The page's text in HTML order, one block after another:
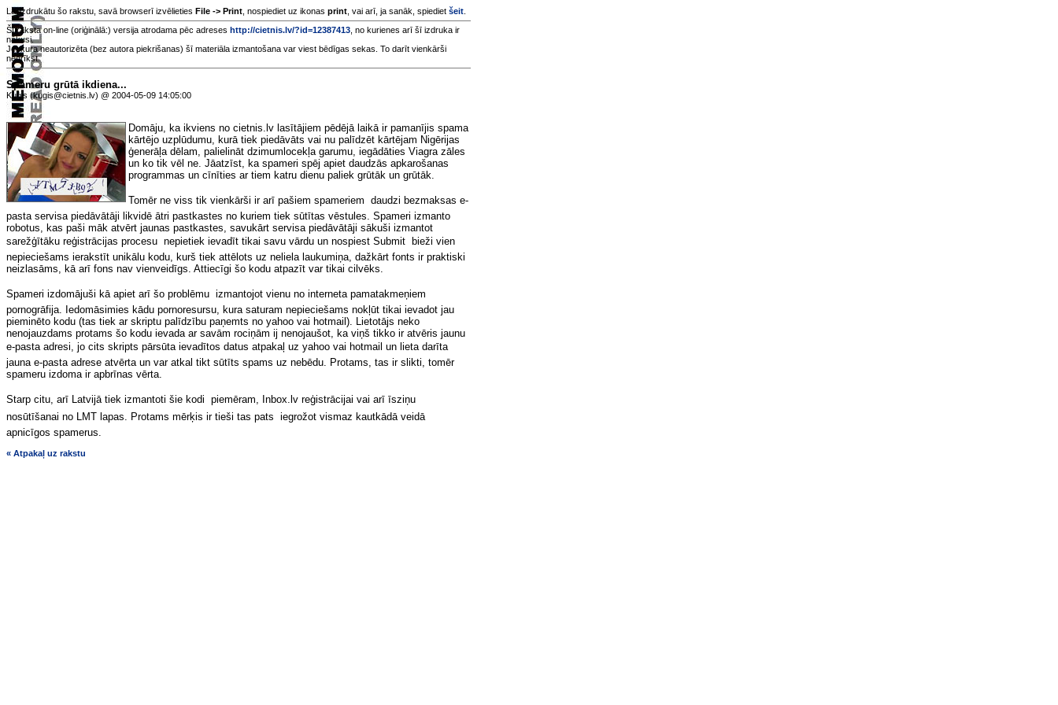
Lai izdrukātu šo rakstu, savā browserī izvēlieties File -> Print , nospiediet uz ikonas print , vai arī, ja sanāk, spiediet šeit
Šī raksta on-line (oriģinālā:) versija atrodama pēc adreses http://cietnis.lv/?id=12387413 , no kurienes arī šī izdruka ir
nākusi.
Jebkura neautorizēta (bez autora piekrišanas) šī materiāla izmantošana var viest bēdīgas sekas. To darīt vienkārši
nedrīkst.
Spameru grūtā ikdiena...
Kuģis (kugis@cietnis.lv) @ 2004-05-09 14:05:00
Domāju, ka ikviens no cietnis.lv lasītājiem pēdējā laikā ir pamanījis spama
kārtējo uzplūdumu, kurā tiek piedāvāts vai nu palīdzēt kārtējam Nigērijas
ģenerāļa dēlam, palielināt dzimumlocekļa garumu, iegādāties Viagra zāles
un ko tik vēl ne. Jāatzīst, ka spameri spēj apiet daudzās apkarošanas
programmas un cīnīties ar tiem katru dienu paliek grūtāk un grūtāk.
Tomēr ne viss tik vienkārši ir arī pašiem spameriem  daudzi bezmaksas e-
pasta servisa piedāvātāji likvidē ātri pastkastes no kuriem tiek sūtītas vēstules. Spameri izmanto
robotus, kas paši māk atvērt jaunas pastkastes, savukārt servisa piedāvātāji sākuši izmantot
sarežģītāku reģistrācijas procesu  nepietiek ievadīt tikai savu vārdu un nospiest Submit  bieži vien
nepieciešams ierakstīt unikālu kodu, kurš tiek attēlots uz neliela laukumiņa, dažkārt fonts ir praktiski
neizlasāms, kā arī fons nav vienveidīgs. Attiecīgi šo kodu atpazīt var tikai cilvēks.
Spameri izdomājuši kā apiet arī šo problēmu  izmantojot vienu no interneta pamatakmeņiem 
pornogrāfija. Iedomāsimies kādu pornoresursu, kura saturam nepieciešams nokļūt tikai ievadot jau
pieminēto kodu (tas tiek ar skriptu palīdzību paņemts no yahoo vai hotmail). Lietotājs neko
nenojauzdams protams šo kodu ievada ar savām rociņām ij nenojaušot, ka viņš tikko ir atvēris jaunu
e-pasta adresi, jo cits skripts pārsūta ievadītos datus atpakaļ uz yahoo vai hotmail un lieta darīta 
jauna e-pasta adrese atvērta un var atkal tikt sūtīts spams uz nebēdu. Protams, tas ir slikti, tomēr
spameru izdoma ir apbrīnas vērta.
Starp citu, arī Latvijā tiek izmantoti šie kodi  piemēram, Inbox.lv reģistrācijai vai arī īsziņu
nosūtīšanai no LMT lapas. Protams mērķis ir tieši tas pats  iegrožot vismaz kautkādā veidā
apnicīgos spamerus.
« Atpakaļ uz rakstu